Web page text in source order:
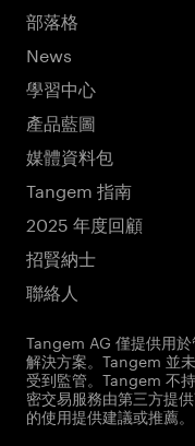
部落格
News
學習中心
產品藍圖
媒體資料包
Tangem 指南
2025 年度回顧
招賢納士
聯絡人
Tangem AG 僅提供用
解決方案。Tangem 並
受到監管。Tangem 不
密交易服務由第三方提
的使用提供建議或推薦。